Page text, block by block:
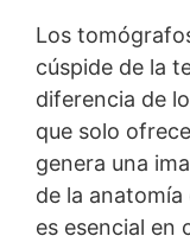
Los
cúspide de la
diferencia de
que solo
genera una
de la
es esencial en